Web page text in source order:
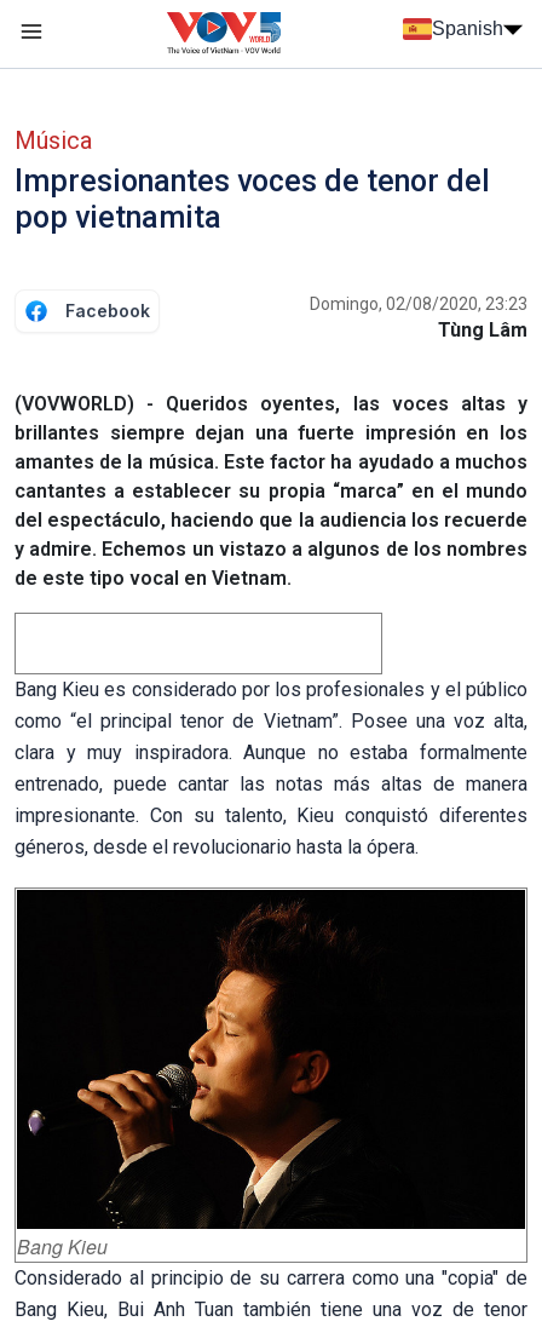
Spanish
Música
Impresionantes voces de tenor del
pop vietnamita
Facebook Domingo, 02/08/2020, 23:23
Tùng Lâm
(VOVWORLD) - Queridos oyentes, las voces altas y
brillantes siempre dejan una fuerte impresión en los
amantes de la música. Este factor ha ayudado a muchos
cantantes a establecer su propia “marca” en el mundo
del espectáculo, haciendo que la audiencia los recuerde
y admire. Echemos un vistazo a algunos de los nombres
de este tipo vocal en Vietnam.
Bang Kieu es considerado por los profesionales y el público
como “el principal tenor de Vietnam”. Posee una voz alta,
clara y muy inspiradora. Aunque no estaba formalmente
entrenado, puede cantar las notas más altas de manera
impresionante. Con su talento, Kieu conquistó diferentes
géneros, desde el revolucionario hasta la ópera.
Bang Kieu
Considerado al principio de su carrera como una "copia" de
Bang Kieu, Bui Anh Tuan también tiene una voz de tenor